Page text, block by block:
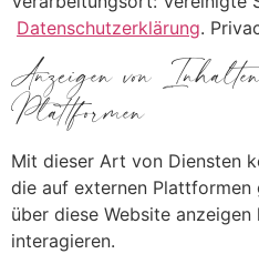
Datenschutzerklärung.
Anzeigen von
Plattformen
Mit dieser Art von Diensten
die auf externen
über diese Website
interagieren.